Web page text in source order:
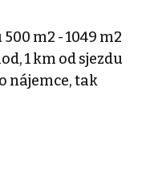
m2 - 1049 m2
1 km od sjezdu
nájemce, tak